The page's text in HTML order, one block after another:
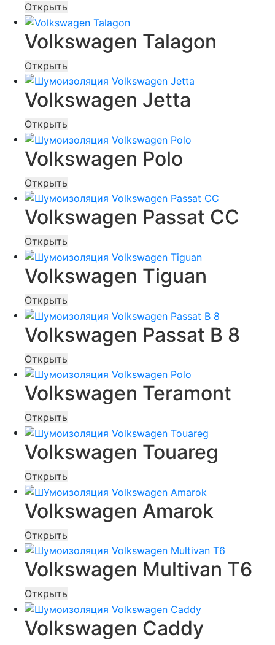
Открыть
Volkswagen Talagon
Открыть
Volkswagen Jetta
Открыть
Volkswagen Polo
Открыть
Volkswagen Passat CC
Открыть
Volkswagen Tiguan
Открыть
Volkswagen Passat B 8
Открыть
Volkswagen Teramont
Открыть
Volkswagen Touareg
Открыть
Volkswagen Amarok
Открыть
Volkswagen Multivan T6
Открыть
Volkswagen Caddy